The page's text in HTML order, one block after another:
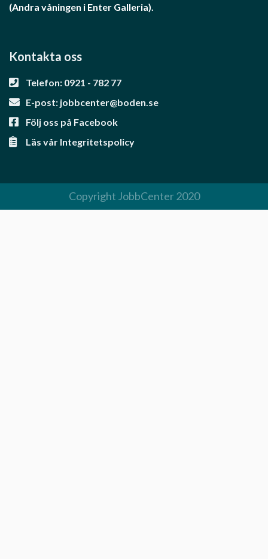
(Andra våningen i Enter Galleria).
Kontakta oss
Telefon: 0921 - 782 77
E-post: jobbcenter@boden.se
Följ oss på Facebook
Läs vår Integritetspolicy
Copyright JobbCenter 2020